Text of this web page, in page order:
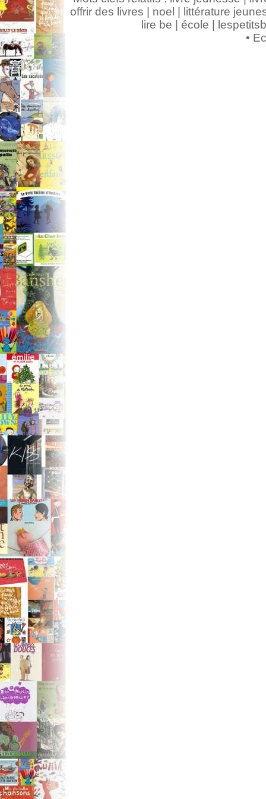
offrir des livres | noel | littérature
lire be | école |
•